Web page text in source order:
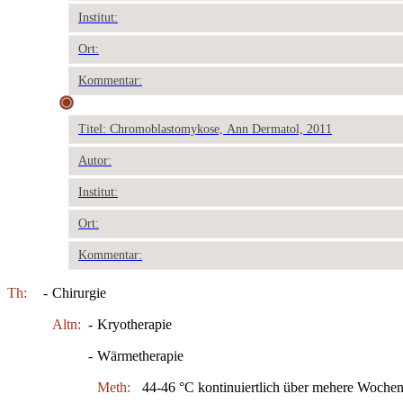
Institut:
Ort:
Kommentar:
Titel: Chromoblastomykose, Ann Dermatol, 2011
Autor:
Institut:
Ort:
Kommentar:
Th: - Chirurgie
Altn: - Kryotherapie
- Wärmetherapie
Meth: 44-46 °C kontinuiertlich über mehere Wochen